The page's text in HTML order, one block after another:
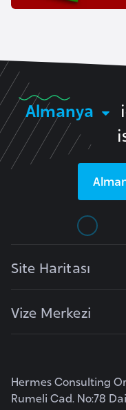
Almanya
Site Haritası
Vize Merkezi
Hermes Consulting
Rumeli Cad. No:78
o
a
E
t
i
F
i
S